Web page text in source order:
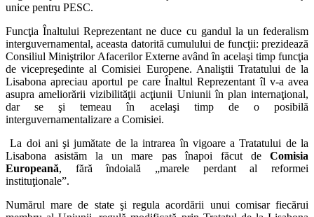
unice pentru PESC.
Funcţia Înaltului Reprezentant ne duce cu gandul la un federalism
interguvernamental, aceasta datorită cumulului de funcţii: prezidează
Consiliul Miniştrilor Afacerilor Externe având în acelaşi timp funcţia
de vicepreşedinte al Comisiei Europene. Analiştii Tratatului de la
Lisabona apreciau aportul pe care Înaltul Reprezentant îl v-a avea
asupra ameliorării vizibilităţii acţiunii Uniunii în plan internaţional,
dar se şi temeau în acelaşi timp de o posibilă
interguvernamentalizare a Comisiei.
La doi ani şi jumătate de la intrarea în vigoare a Tratatului de la
Lisabona asistăm la un mare pas înapoi făcut de Comisia
Europeană, fără îndoială „marele perdant al reformei
instituţionale”.
Numărul mare de state şi regula acordării unui comisar fiecărui